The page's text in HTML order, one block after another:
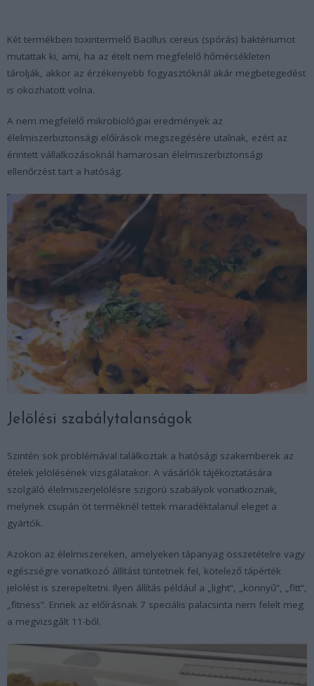
Két termékben toxintermelő Bacillus cereus (spórás) baktériumot
mutattak ki, ami, ha az ételt nem megfelelő hőmérsékleten
tárolják, akkor az érzékenyebb fogyasztóknál akár megbetegedést
is okozhatott volna.
A nem megfelelő mikrobiológiai eredmények az
élelmiszerbiztonsági előírások megszegésére utalnak, ezért az
érintett vállalkozásoknál hamarosan élelmiszerbiztonsági
ellenőrzést tart a hatóság.
Jelölési szabálytalanságok
Szintén sok problémával találkoztak a hatósági szakemberek az
ételek jelölésének vizsgálatakor. A vásárlók tájékoztatására
szolgáló élelmiszerjelölésre szigorú szabályok vonatkoznak,
melynek csupán öt terméknél tettek maradéktalanul eleget a
gyártók.
Azokon az élelmiszereken, amelyeken tápanyag összetételre vagy
egészségre vonatkozó állítást tüntetnek fel, kötelező tápérték
jelölést is szerepeltetni. Ilyen állítás például a „light”, „könnyű”, „fitt”,
„fitness”. Ennek az előírásnak 7 speciális palacsinta nem felelt meg
a megvizsgált 11-ből.